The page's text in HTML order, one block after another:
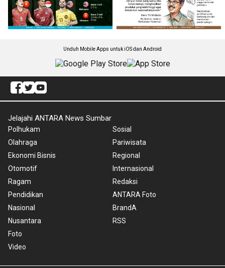
Unduh Mobile Apps untuk iOS dan Android
Jelajahi ANTARA News Sumbar
Polhukam
Olahraga
Ekonomi Bisnis
Otomotif
Ragam
Pendidikan
Nasional
Nusantara
Foto
Video
Sosial
Pariwisata
Regional
Internasional
Redaksi
ANTARA Foto
BrandA
RSS